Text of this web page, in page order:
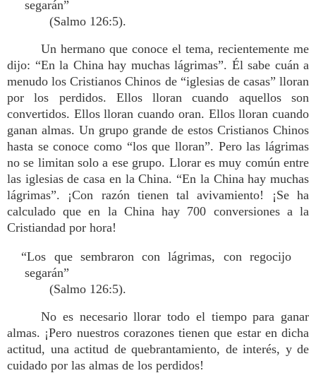
segarán”
(Salmo 126:5).
Un hermano que conoce el tema, recientemente me
dijo: “En la China hay muchas lágrimas”. Él sabe cuán a
menudo los Cristianos Chinos de “iglesias de casas” lloran
por los perdidos. Ellos lloran cuando aquellos son
convertidos. Ellos lloran cuando oran. Ellos lloran cuando
ganan almas. Un grupo grande de estos Cristianos Chinos
hasta se conoce como “los que lloran”. Pero las lágrimas
no se limitan solo a ese grupo. Llorar es muy común entre
las iglesias de casa en la China. “En la China hay muchas
lágrimas”. ¡Con razón tienen tal avivamiento! ¡Se ha
calculado que en la China hay 700 conversiones a la
Cristiandad por hora!
“Los que sembraron con lágrimas, con regocijo
segarán”
(Salmo 126:5).
No es necesario llorar todo el tiempo para ganar
almas. ¡Pero nuestros corazones tienen que estar en dicha
actitud, una actitud de quebrantamiento, de interés, y de
cuidado por las almas de los perdidos!